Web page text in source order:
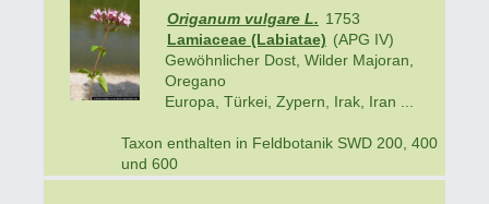
Origanum vulgare L. 1753
Lamiaceae (Labiatae) (APG IV)
Gewöhnlicher Dost, Wilder Majoran,
Oregano
Europa, Türkei, Zypern, Irak, Iran ...
Taxon enthalten in Feldbotanik SWD 200, 400
und 600